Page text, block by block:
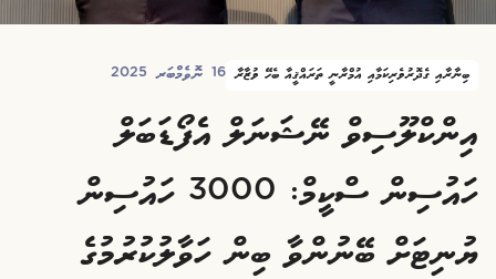
ބިނާރާއި ގެދޮރުވެރިކަމާއި އުމްރާނީ ތަރައްޤީއާ ބެހޭ ވުޒާރާ 16 ނޮވެމްބަރ 2025
އިންކްލޫސިވް ނޭޝަނަލް އެފޯޑަބަލް
ހައުސިން ސްކީމް: 3000 ހައުސިން
ޔުނިޓަށް ބޭނުންވާ ބިން ހަވާލުކުރުމުގެ